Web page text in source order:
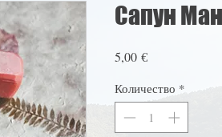
Сапун
5,00 €Цена
Количество *